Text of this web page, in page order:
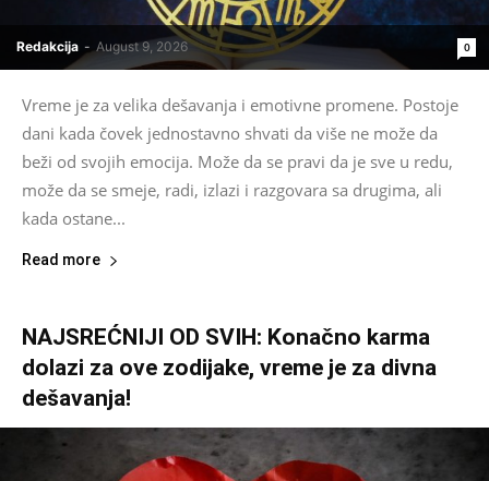
Redakcija - August 9, 2026 0
Vreme je za velika dešavanja i emotivne promene. Postoje
dani kada čovek jednostavno shvati da više ne može da
beži od svojih emocija. Može da se pravi da je sve u redu,
može da se smeje, radi, izlazi i razgovara sa drugima, ali
kada ostane...
Read more
NAJSREĆNIJI OD SVIH: Konačno karma
dolazi za ove zodijake, vreme je za divna
dešavanja!